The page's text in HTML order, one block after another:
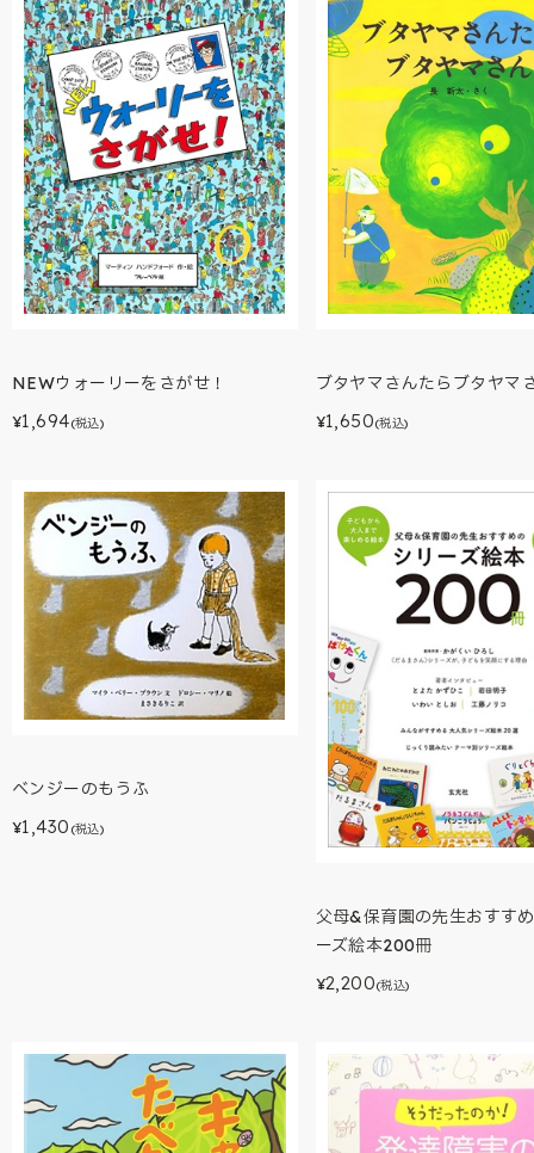
NEWウォーリーをさがせ！
¥1,694(税込)
ブタヤマさんたらブタヤマ
¥1,650(税込)
ベンジーのもうふ
¥1,430 (税込)
父母&保育園の先生おすす
ーズ絵本200冊
¥2,200(税込)